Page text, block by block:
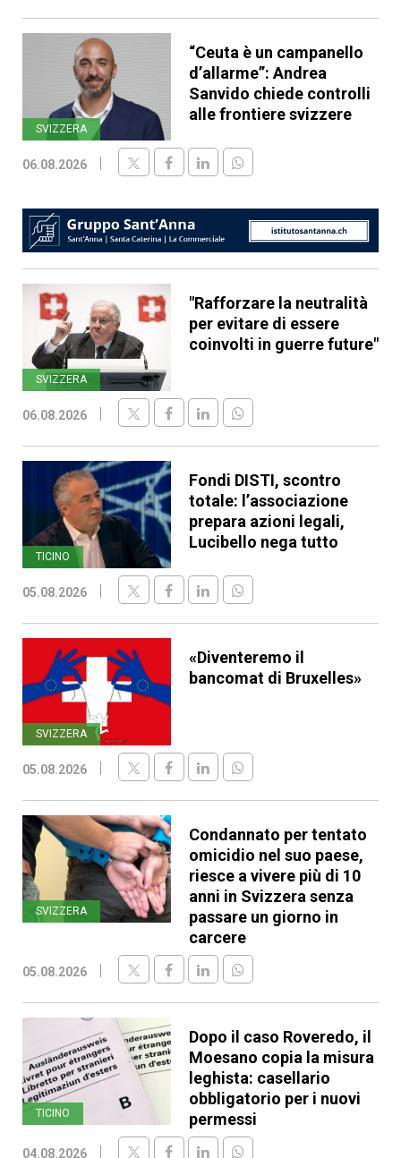
SVIZZERA
“Ceuta è un campanello
d’allarme”: Andrea
Sanvido chiede controlli
alle frontiere svizzere
06.08.2026
SVIZZERA
"Rafforzare la neutralità
per evitare di essere
coinvolti in guerre future"
06.08.2026
TICINO
Fondi DISTI, scontro
totale: l’associazione
prepara azioni legali,
Lucibello nega tutto
05.08.2026
SVIZZERA
«Diventeremo il
bancomat di Bruxelles»
05.08.2026
SVIZZERA
Condannato per tentato
omicidio nel suo paese,
riesce a vivere più di 10
anni in Svizzera senza
passare un giorno in
carcere
05.08.2026
TICINO
Dopo il caso Roveredo, il
Moesano copia la misura
leghista: casellario
obbligatorio per i nuovi
permessi
04.08.2026